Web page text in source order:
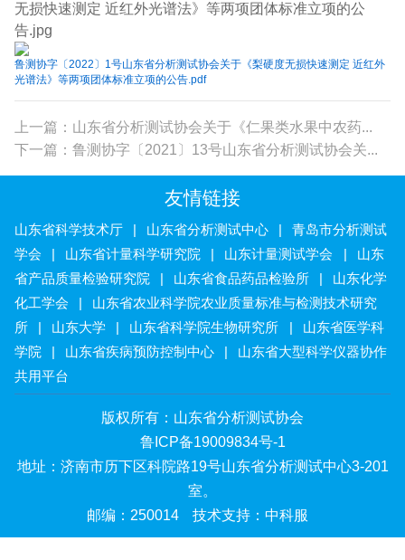
鲁测协字〔2022〕1号山东省分析测试协会关于《梨硬度无损快速测定 近红外
光谱法》等两项团体标准立项的公告.pdf
上一篇：山东省分析测试协会关于《仁果类水果中农药...
下一篇：鲁测协字〔2021〕13号山东省分析测试协会关...
友情链接
山东省科学技术厅 | 山东省分析测试中心 |
青岛市分析测试
学会
| 山东省计量科学研究院 | 山东计量测试学会 |
山东
省产品质量检验研究院
| 山东省食品药品检验所 |
山东化学
化工学会
|
山东省农业科学院农业质量标准与检测技术研究
所
| 山东大学 | 山东省科学院生物研究所 |
山东省医学科
学院
| 山东省疾病预防控制中心 |
山东省大型科学仪器协作
共用平台
版权所有：山东省分析测试协会
鲁ICP备19009834号-1
地址：济南市历下区科院路19号山东省分析测试中心3-201
室。
邮编：250014
技术支持：中科服